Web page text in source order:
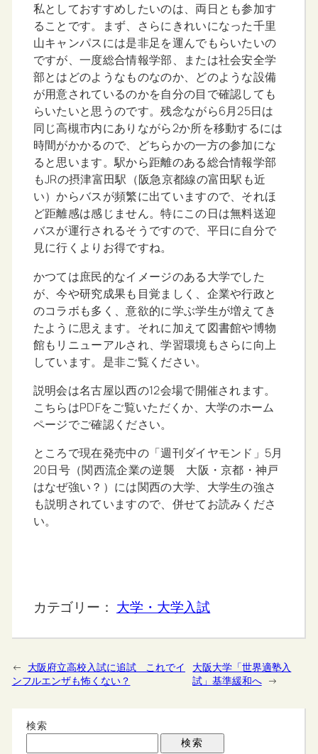
私としておすすめしたいのは、両日とも参加す
ることです。まず、さらにきれいになった千里
山キャンパスには是非足を運んでもらいたいの
ですが、一度総合情報学部、または社会安全学
部とはどのようなものなのか、どのような設備
が用意されているのかを自分の目で確認しても
らいたいと思うのです。残念ながら6月25日は
同じ高槻市内にありながら2か所を移動するには
時間がかかるので、どちらかの一方の参加にな
ると思います。駅から距離のある総合情報学部
もJRの摂津富田駅（阪急京都線の富田駅も近
い）からバスが頻繁に出ていますので、それほ
ど距離感は感じません。特にこの日は無料送迎
バスが運行されるそうですので、平日に自分で
見に行くよりお得ですね。
かつては庶民的なイメージのある大学でした
が、今や研究成果も目覚ましく、企業や行政と
のコラボも多く、意欲的に学ぶ学生が増えてき
たように思えます。それに加えて図書館や博物
館もリニューアルされ、学習環境もさらに向上
しています。是非ご覧ください。
説明会は名古屋以西の12会場で開催されます。
こちらはPDFをご覧いただくか、大学のホーム
ページでご確認ください。
ところで現在発売中の「週刊ダイヤモンド」5月
20日号（関西流企業の逆襲 大阪・京都・神戸
はなぜ強い？）には関西の大学、大学生の強さ
も説明されていますので、併せてお読みくださ
い。
カテゴリー： 大学・大学入試
← 大阪府立高校入試に追試 これでイ
ンフルエンザも怖くない？
大阪大学「世界適塾入
試」基準緩和へ →
検索
検索